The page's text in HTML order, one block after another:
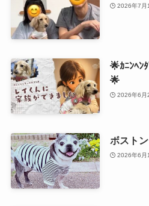
2026年7月
🌟ｶﾆﾝﾍﾝ
🌟
2026年6月
ボスト
2026年6月